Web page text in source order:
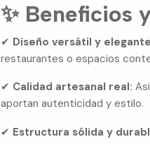
✨ Beneficios
✔ Diseño versátil y
restaurantes o espacios
✔ Calidad artesanal real:
aportan autenticidad y estilo.
✔ Estructura sólida y